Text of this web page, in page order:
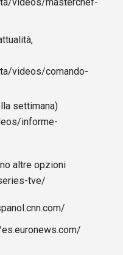
videos/comando-
settimana)
informe-
altre opzioni
tve/